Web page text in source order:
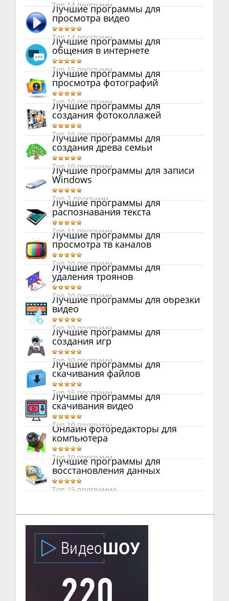
Топ 14 программ
Лучшие программы для
просмотра видео
Топ 14 программ
Лучшие программы для
общения в интернете
Топ 15 программ
Лучшие программы для
просмотра фотографий
Топ 10 программ
Лучшие программы для
создания фотоколлажей
Топ 16 программ
Лучшие программы для
создания древа семьи
Топ 10 программ
Лучшие программы для записи
Windows
Топ 7 программ
Лучшие программы для
распознавания текста
Топ 11 программ
Лучшие программы для
просмотра тв каналов
Топ 10 программ
Лучшие программы для
удаления троянов
Топ 10 программ
Лучшие программы для обрезки
видео
Топ 10 программ
Лучшие программы для
создания игр
Топ 10 программ
Лучшие программы для
скачивания файлов
Топ 15 программ
Лучшие программы для
скачивания видео
Топ 10 программ
Онлайн фоторедакторы для
компьютера
Топ 10 программ
Лучшие программы для
восстановления данных
Топ 15 программа